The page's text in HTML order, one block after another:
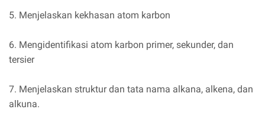
5. Menjelaskan kekhasan atom karbon
6. Mengidentifikasi atom karbon primer, sekunder, dan
tersier
7. Menjelaskan struktur dan tata nama alkana, alkena, dan
alkuna.